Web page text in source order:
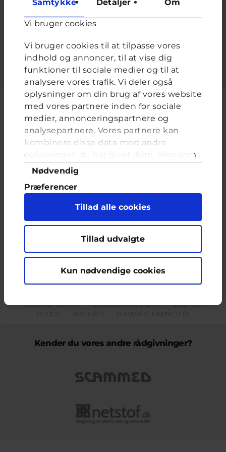
Samtykke Detaljer Om
Vi bruger cookies
Vi bruger cookies til at tilpasse vores
indhold og annoncer, til at vise dig
funktioner til sociale medier og til at
analysere vores trafik. Vi deler også
oplysninger om din brug af vores website
med vores partnere inden for sociale
medier, annonceringspartnere og
analysepartnere. Vores partnere kan
kombinere disse data med andre
oplysninger, du har givet dem, eller som
de har indsamlet fra din brug af deres
tjenester. Du samtykker til vores cookies,
hvis du fortsætter med at anvende vores
hjemmeside.
Samtykkevalg
Nødvendig
Præferencer
Marketing
Tillad alle cookies
Tillad udvalgte
Kun nødvendige cookies
Adgangskode*
Cyberhus er et klubhus på nettet for dig op til 25 år. Du kan skrive til
en voksen og få rådgivning i vores brevkasser og chat, dele dine
tanker i ung-til-ung eller bare hænge ud, og læse med. I Cyberhus
kan du være dig selv, og har du brug for en voksen, vil vi gerne lytte
ikke nødvendigvis den Europæiske Unions holdninger.
COOKIEPOLITIK
PERSONDATAPOLITIK
LOG IND
BLOGS
PODCAST TEMASIDE OM NETLIV
Kender du vores andre rådgivninger?